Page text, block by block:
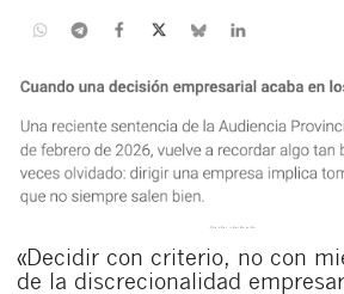
«Decidir con criterio, no con
de la discrecionalidad